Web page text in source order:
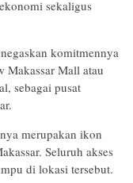
sekaligus
komitmennya
Makassar Mall atau
sebagai pusat
merupakan ikon
Seluruh akses
di lokasi tersebut.